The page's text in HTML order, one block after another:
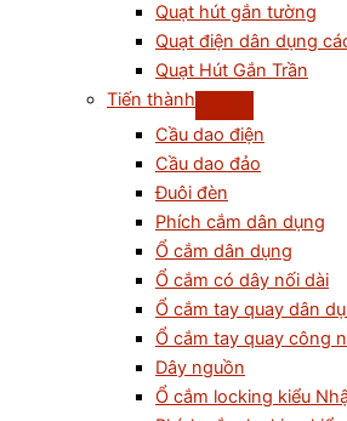
Quạt hút gắn tường
Quạt điện dân dụng
Quạt Hút Gắn Trần
Tiến thành
Cầu dao điện
Cầu dao đảo
Đuôi đèn
Phích cắm dân dụng
Ổ cắm dân dụng
Ổ cắm có dây nối dài
Ổ cắm tay quay dân
Ổ cắm tay quay công
Dây nguồn
Ổ cắm locking kiểu